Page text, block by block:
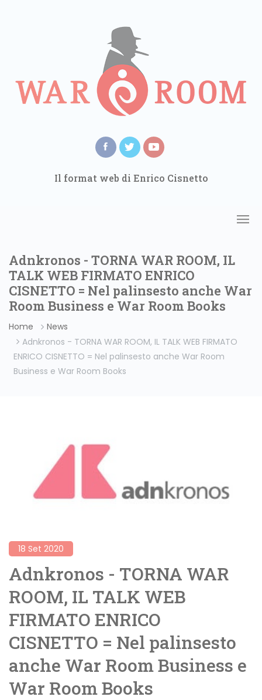
Il format web di Enrico Cisnetto
Adnkronos - TORNA WAR ROOM, IL
TALK WEB FIRMATO ENRICO
CISNETTO = Nel palinsesto anche War
Room Business e War Room Books
Home
News
Adnkronos - TORNA WAR ROOM, IL TALK WEB FIRMATO
ENRICO CISNETTO = Nel palinsesto anche War Room
Business e War Room Books
18 Set 2020
Adnkronos - TORNA WAR
ROOM, IL TALK WEB
FIRMATO ENRICO
CISNETTO = Nel palinsesto
anche War Room Business e
War Room Books